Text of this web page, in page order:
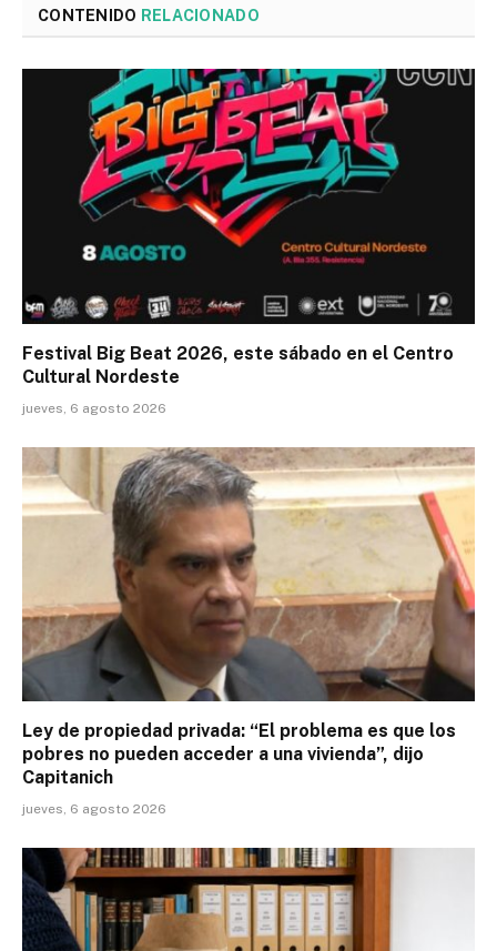
CONTENIDO RELACIONADO
Festival Big Beat 2026, este sábado en el Centro
Cultural Nordeste
jueves, 6 agosto 2026
Ley de propiedad privada: “El problema es que los
pobres no pueden acceder a una vivienda”, dijo
Capitanich
jueves, 6 agosto 2026